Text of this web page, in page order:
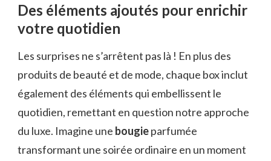
Des éléments ajoutés pour enrichir
votre quotidien
Les surprises ne s’arrêtent pas là ! En plus des
produits de beauté et de mode, chaque box inclut
également des éléments qui embellissent le
quotidien, remettant en question notre approche
du luxe. Imagine une bougieparfumée
transformant une soirée ordinaire en un moment